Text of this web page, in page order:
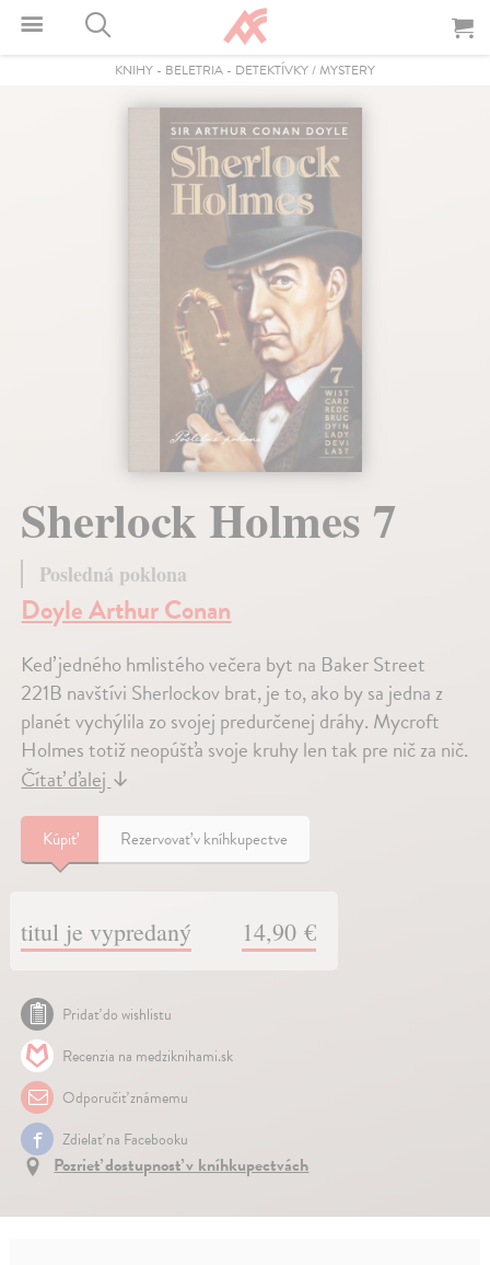
KNIHY - BELETRIA - DETEKTÍVKY / MYSTERY
Sherlock Holmes 7
Posledná poklona
Doyle Arthur Conan
Keď jedného hmlistého večera byt na Baker Street
221B navštívi Sherlockov brat, je to, ako by sa jedna z
planét vychýlila zo svojej predurčenej dráhy. Mycroft
Holmes totiž neopúšťa svoje kruhy len tak pre nič za nič.
Čítať ďalej↓
Kúpiť Rezervovať v kníhkupectve
titul je vypredaný 14,90 €
Pridať do wishlistu
Recenzia na medziknihami.sk
Odporučiť známemu
Zdielať na Facebooku
Pozrieť dostupnosť v kníhkupectvách